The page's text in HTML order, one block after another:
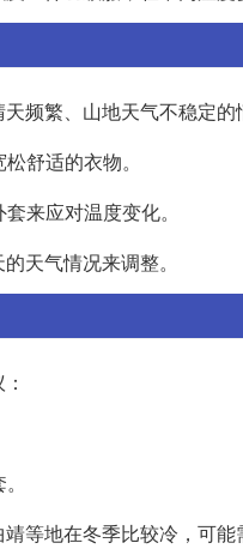
频繁、山地天气不稳定的
舒适的衣物。
来应对温度变化。
天气情况来调整。
等地在冬季比较冷，可能